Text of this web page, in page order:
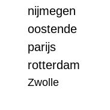
nijmegen
oostende
parijs
rotterdam
Zwolle